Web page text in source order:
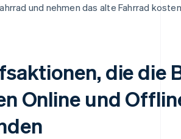
und nehmen das alte Fahrrad
die die
Online und